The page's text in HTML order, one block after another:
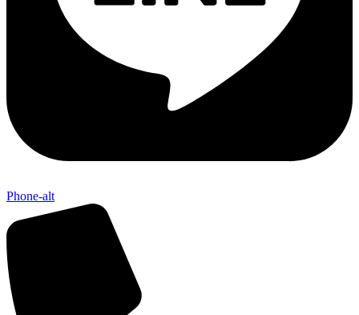
Phone-alt